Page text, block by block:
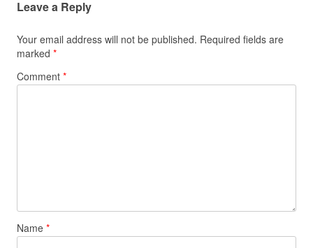
Leave a Reply
Your email address will not be published. Required fields are
marked *
Comment *
Name *